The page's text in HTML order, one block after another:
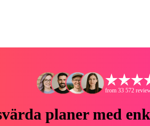
from 33 572
planer med